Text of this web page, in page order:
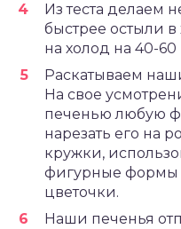
Из теста делаем
быстрее остыли
на холод на 40-60
Раскатываем
На свое
печенью любую
нарезать его на
кружки,
фигурные формы
цветочки.
Наши печенья